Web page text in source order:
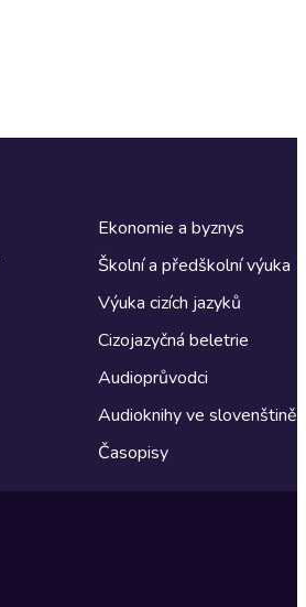
Ekonomie a byznys
Školní a předškolní výuka
Výuka cizích jazyků
Cizojazyčná beletrie
Audioprůvodci
Audioknihy ve slovenštině
Časopisy